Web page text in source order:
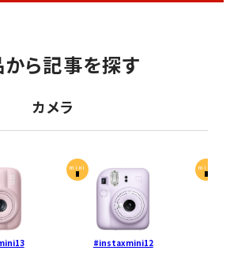
ら記事を探す
カメラ
mini
#instaxmini12
mini